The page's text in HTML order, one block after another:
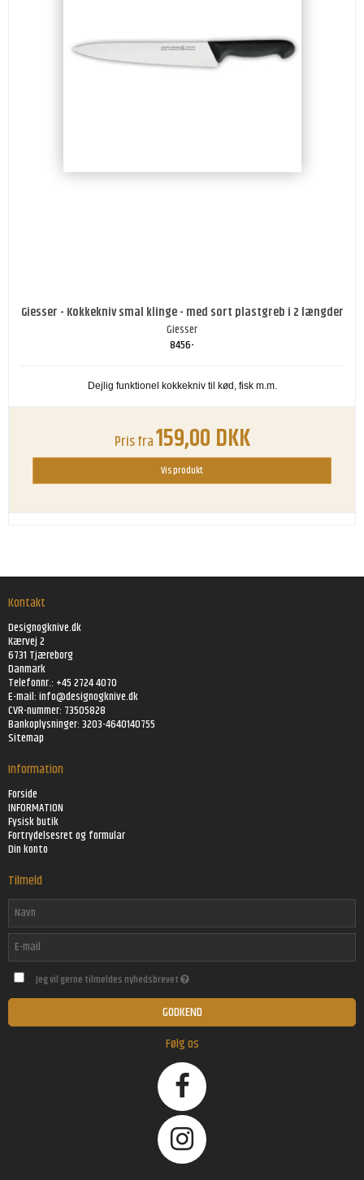
Giesser - Kokkekniv smal klinge - med sort plastgreb i 2 længder
Giesser
8456-
Dejlig funktionel kokkekniv til kød, fisk m.m.
Pris fra159,00 DKK
Vis produkt
Kontakt
Designogknive.dk
Kærvej 2
6731 Tjæreborg
Danmark
Telefonnr.: +45 2724 4070
E-mail:info@designogknive.dk
CVR-nummer: 73505828
Bankoplysninger: 3203-4640140755
Sitemap
Information
Forside
INFORMATION
Fysisk butik
Fortrydelsesret og formular
Din konto
Tilmeld
Jeg vil gerne tilmeldes nyhedsbrevet
GODKEND
Følg os